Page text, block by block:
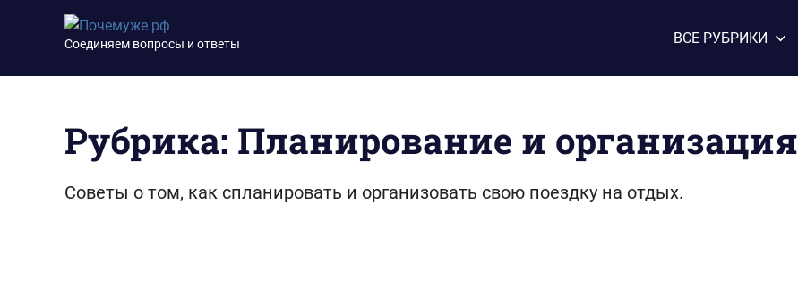
содержимому
Почемуже.рф
Соединяем вопросы и ответы ВСЕ РУБРИКИ
Рубрика: Планирование и организация
Советы о том, как спланировать и организовать свою поездку на отдых.